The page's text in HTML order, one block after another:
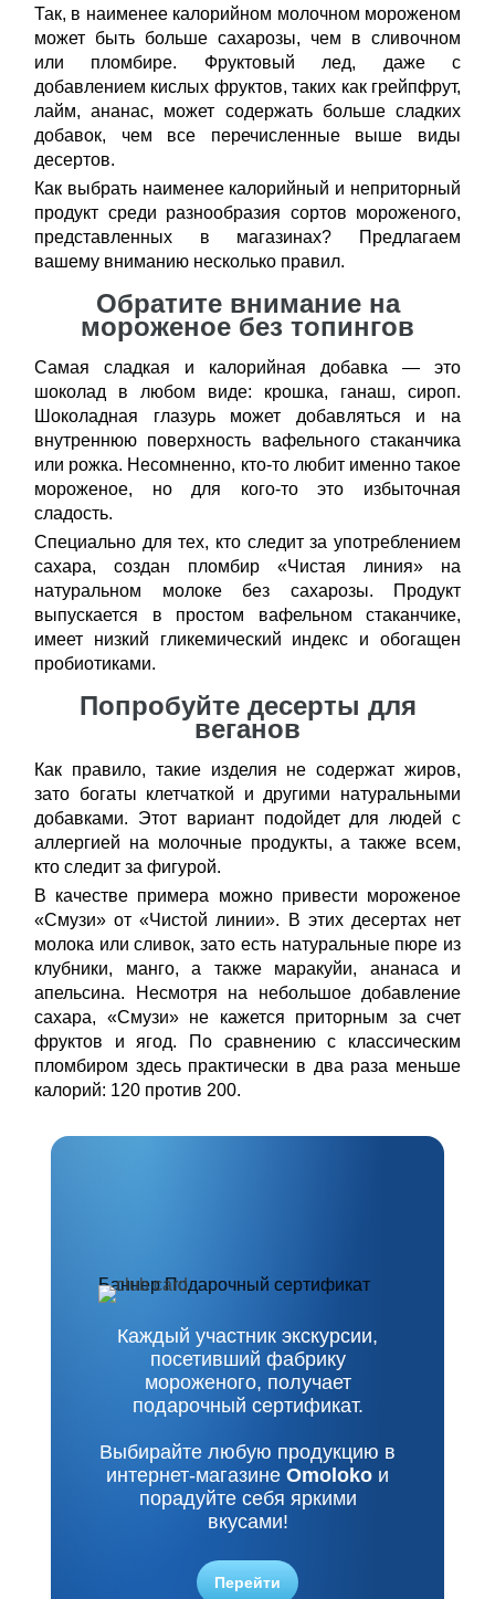
Так, в наименее калорийном молочном мороженом
может быть больше сахарозы, чем в сливочном
или пломбире. Фруктовый лед, даже с
добавлением кислых фруктов, таких как грейпфрут,
лайм, ананас, может содержать больше сладких
добавок, чем все перечисленные выше виды
десертов.
Как выбрать наименее калорийный и неприторный
продукт среди разнообразия сортов мороженого,
представленных в магазинах? Предлагаем
вашему вниманию несколько правил.
Обратите внимание на
мороженое без топингов
Самая сладкая и калорийная добавка ― это
шоколад в любом виде: крошка, ганаш, сироп.
Шоколадная глазурь может добавляться и на
внутреннюю поверхность вафельного стаканчика
или рожка. Несомненно, кто-то любит именно такое
мороженое, но для кого-то это избыточная
сладость.
Специально для тех, кто следит за употреблением
сахара, создан пломбир «Чистая линия» на
натуральном молоке без сахарозы. Продукт
выпускается в простом вафельном стаканчике,
имеет низкий гликемический индекс и обогащен
пробиотиками.
Попробуйте десерты для
веганов
Как правило, такие изделия не содержат жиров,
зато богаты клетчаткой и другими натуральными
добавками. Этот вариант подойдет для людей с
аллергией на молочные продукты, а также всем,
кто следит за фигурой.
В качестве примера можно привести мороженое
«Смузи» от «Чистой линии». В этих десертах нет
молока или сливок, зато есть натуральные пюре из
клубники, манго, а также маракуйи, ананаса и
апельсина. Несмотря на небольшое добавление
сахара, «Смузи» не кажется приторным за счет
фруктов и ягод. По сравнению с классическим
пломбиром здесь практически в два раза меньше
калорий: 120 против 200.
Баннер Подарочный сертификат
Баннер Подарочный сертификат
Каждый участник экскурсии,
посетивший фабрику
мороженого, получает
подарочный сертификат.
Выбирайте любую продукцию в
интернет-магазине Omoloko и
порадуйте себя яркими
вкусами!
Перейти